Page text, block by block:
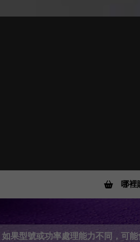
哪裡
果型號或功率處理能力不同，可